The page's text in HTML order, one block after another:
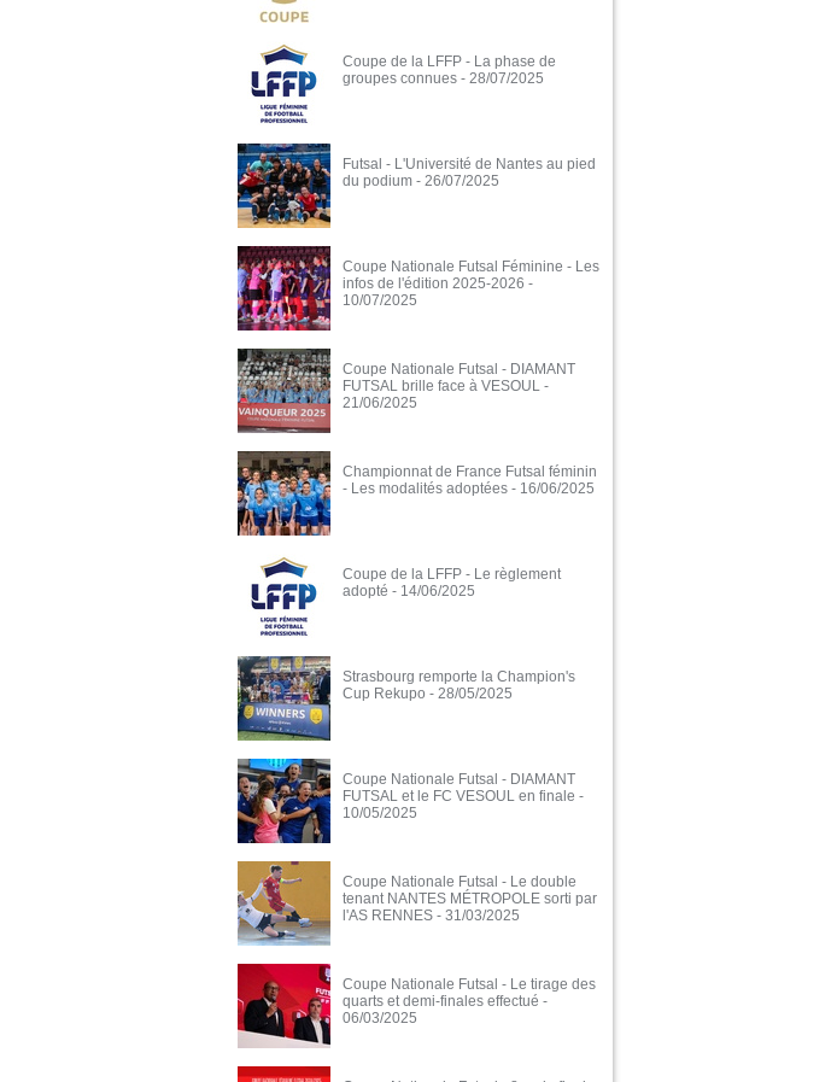
Coupe de la LFFP - La phase de
groupes connues - 28/07/2025
Futsal - L'Université de Nantes au pied
du podium - 26/07/2025
Coupe Nationale Futsal Féminine - Les
infos de l'édition 2025-2026 -
10/07/2025
Coupe Nationale Futsal - DIAMANT
FUTSAL brille face à VESOUL -
21/06/2025
Championnat de France Futsal féminin
- Les modalités adoptées - 16/06/2025
Coupe de la LFFP - Le règlement
adopté - 14/06/2025
Strasbourg remporte la Champion's
Cup Rekupo - 28/05/2025
Coupe Nationale Futsal - DIAMANT
FUTSAL et le FC VESOUL en finale -
10/05/2025
Coupe Nationale Futsal - Le double
tenant NANTES MÉTROPOLE sorti par
l'AS RENNES - 31/03/2025
Coupe Nationale Futsal - Le tirage des
quarts et demi-finales effectué -
06/03/2025